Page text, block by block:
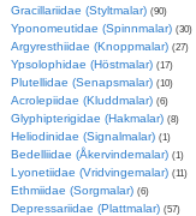
Gracillariidae (Styltmalar) (90)
Yponomeutidae (Spinnmalar) (30)
Argyresthiidae (Knoppmalar) (27)
Ypsolophidae (Höstmalar) (17)
Plutellidae (Senapsmalar) (10)
Acrolepiidae (Kluddmalar) (6)
Glyphipterigidae (Hakmalar) (8)
Heliodinidae (Signalmalar) (1)
Bedelliidae (Åkervindemalar) (1)
Lyonetiidae (Vridvingemalar) (11)
Ethmiidae (Sorgmalar) (6)
Depressariidae (Plattmalar) (57)